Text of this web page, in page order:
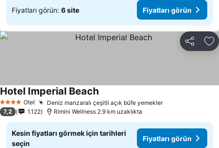
Fiyatları görün: 6 site Fiyatları görün
Paylaş
4 Yıldız Otel Deniz manzaralı çeşitli açık büfe yemekler
Hotel Imperial Beach
7,2 1.122 Rimini Wellness 2.9 km uzaklıkta
Kesin fiyatları görmek için tarihleri
seçin
Fiyatları görün